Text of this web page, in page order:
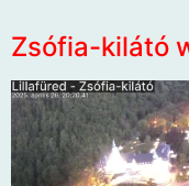
Zsófia-kilátó